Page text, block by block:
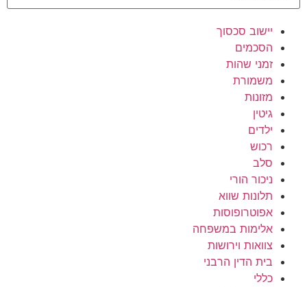
יישוב סכסוך
הסכמים
זמני שהות
משמורת
מזונות
גיטין
ילדים
רכוש
סלב
ניכור הורי
תלונות שווא
אפוטרופוסות
אלימות במשפחה
צוואות וירושות
בית הדין הרבני
כללי